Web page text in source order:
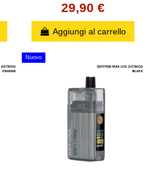
29,90 €
Aggiungi al carrello
Nuovo